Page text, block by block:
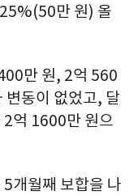
만 원) 올
만 원, 2억 560
변동이 없었고, 달
억 1600만 원으
개월째 보합을 나